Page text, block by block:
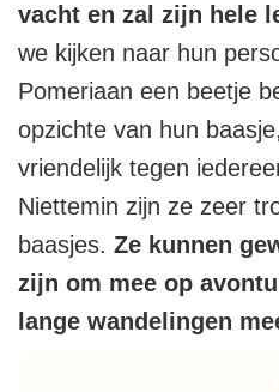
vacht en zal zijn hele
we kijken naar hun
Pomeriaan een beetje
opzichte van hun
vriendelijk tegen
Niettemin zijn ze zeer
baasjes. Ze kunnen
zijn om mee op
lange wandelingen